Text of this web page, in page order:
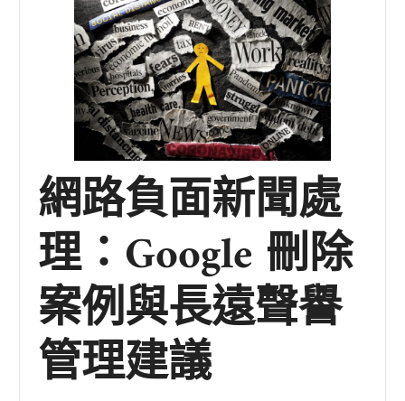
網路負面新聞處
理：Google 刪除
案例與長遠聲譽
管理建議